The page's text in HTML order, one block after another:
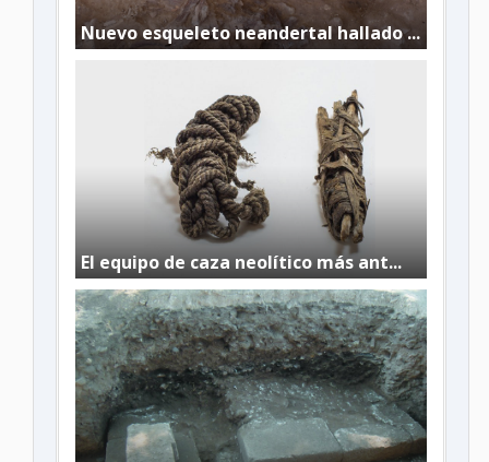
Nuevo esqueleto neandertal hallado ...
El equipo de caza neolítico más ant...